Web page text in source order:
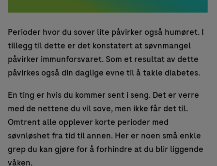
Perioder hvor du sover lite påvirker også humøret. I
tillegg til dette er det konstatert at søvnmangel
påvirker immunforsvaret. Som et resultat av dette
påvirkes også din daglige evne til å takle diabetes.
En ting er hvis du kommer sent i seng. Det er verre
med de nettene du vil sove, men ikke får det til.
Omtrent alle opplever korte perioder med
søvnløshet fra tid til annen. Her er noen små enkle
grep du kan gjøre for å forhindre at du blir liggende
våken.